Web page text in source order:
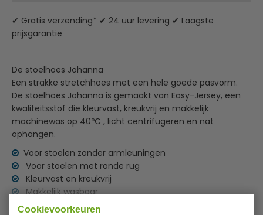
Cookievoorkeuren
✔ Gratis verzending* ✔ 24 uur levering ✔ Laagste
prijsgarantie
De stoelhoes Johanna
Een strakke stretchhoes met een hele goede pasvorm.
De stoelhoes Johanna is gemaakt van Easy-Jersey, een
kwaliteitsstof die kleurvast, kreukvrij en makkelijk
machinewas op 40ºC , licht centrifugeren en nat
ophangen.
Voor stoelen zonder armleuningen
Voor stoelen met ronde rug
Kleurvast en kreukvrij
Makkelijk wasbaar
Diverse kleuren